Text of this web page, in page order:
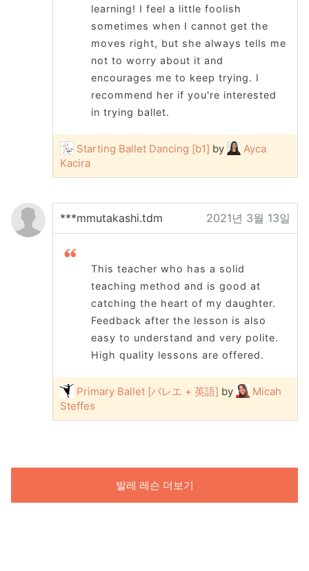
learning! I feel a little foolish
sometimes when I cannot get the
moves right, but she always tells me
not to worry about it and
encourages me to keep trying. I
recommend her if you're interested
in trying ballet.
Starting Ballet Dancing [b1] by
Ayca
Kacira
***mmutakashi.tdm 2021년 3월 13일
This teacher who has a solid
teaching method and is good at
catching the heart of my daughter.
Feedback after the lesson is also
easy to understand and very polite.
High quality lessons are offered.
Primary Ballet [バレエ + 英語] by
Micah
Steffes
발레 레슨 더보기